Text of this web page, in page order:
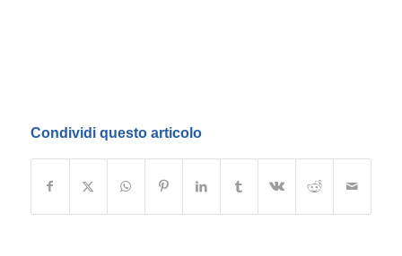
Condividi questo articolo